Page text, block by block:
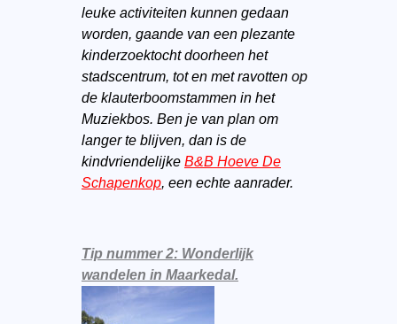
leuke activiteiten kunnen gedaan
worden, gaande van een plezante
kinderzoektocht doorheen het
stadscentrum, tot en met ravotten op
de klauterboomstammen in het
Muziekbos. Ben je van plan om
langer te blijven, dan is de
kindvriendelijke B&B Hoeve De
Schapenkop, een echte aanrader.
Tip nummer 2: Wonderlijk
wandelen in Maarkedal.